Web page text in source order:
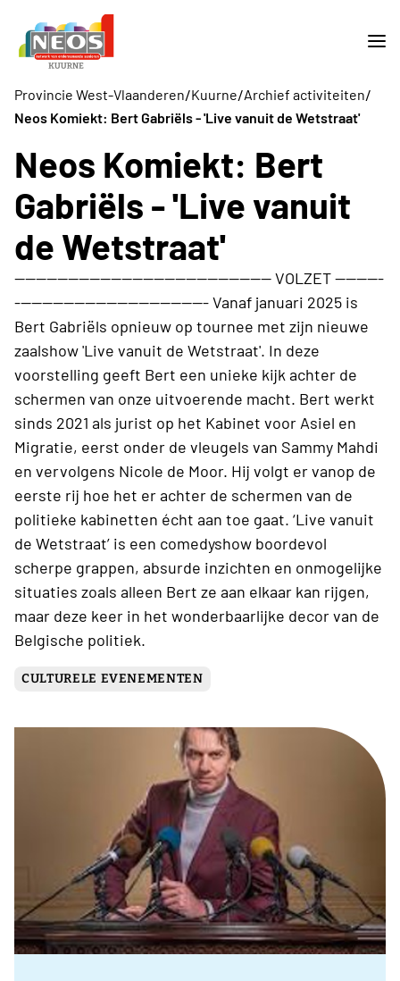
Provincie West-Vlaanderen/Kuurne/Archief activiteiten/
Neos Komiekt: Bert Gabriëls - 'Live vanuit de Wetstraat'
Neos Komiekt: Bert
Gabriëls - 'Live vanuit
de Wetstraat'
------------------------------------------------ VOLZET ---------
------------------------------------ Vanaf januari 2025 is
Bert Gabriëls opnieuw op tournee met zijn nieuwe
zaalshow 'Live vanuit de Wetstraat'. In deze
voorstelling geeft Bert een unieke kijk achter de
schermen van onze uitvoerende macht. Bert werkt
sinds 2021 als jurist op het Kabinet voor Asiel en
Migratie, eerst onder de vleugels van Sammy Mahdi
en vervolgens Nicole de Moor. Hij volgt er vanop de
eerste rij hoe het er achter de schermen van de
politieke kabinetten écht aan toe gaat. ‘Live vanuit
de Wetstraat’ is een comedyshow boordevol
scherpe grappen, absurde inzichten en onmogelijke
situaties zoals alleen Bert ze aan elkaar kan rijgen,
maar deze keer in het wonderbaarlijke decor van de
Belgische politiek.
CULTURELE EVENEMENTEN